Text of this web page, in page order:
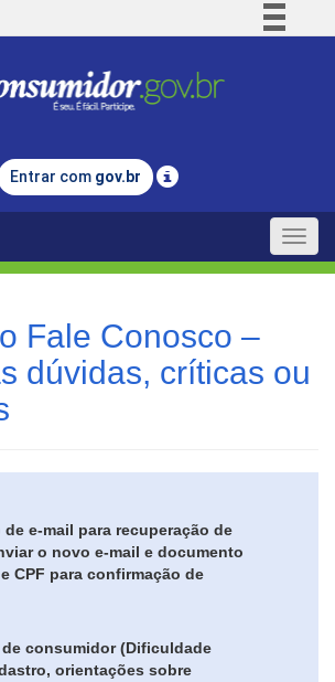
Comunica BR
Legislação
Entrar com gov.br
Toggle
Fale Conosco –
dúvidas, críticas ou
de e-mail para recuperação de
o novo e-mail e documento
CPF para confirmação de
consumidor (Dificuldade
orientações sobre